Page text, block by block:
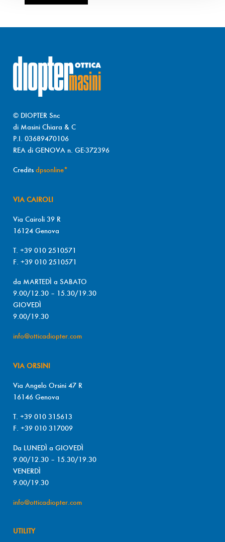
© DIOPTER Snc
di Masini Chiara & C
P.I. 03689470106
REA di GENOVA n. GE-372396
Credits dpsonline*
VIA CAIROLI
Via Cairoli 39 R
16124 Genova
T. +39 010 2510571
F. +39 010 2510571
da MARTEDÌ a SABATO
9.00/12.30 – 15.30/19.30
GIOVEDÌ
9.00/19.30
info@otticadiopter.com
VIA ORSINI
Via Angelo Orsini 47 R
16146 Genova
T. +39 010 315613
F. +39 010 317009
Da LUNEDÌ a GIOVEDÌ
9.00/12.30 – 15.30/19.30
VENERDÌ
9.00/19.30
info@otticadiopter.com
UTILITY